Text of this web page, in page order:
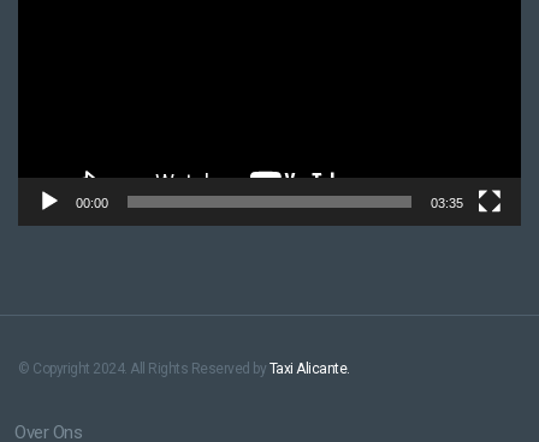
00:00 03:35
© Copyright 2024. All Rights Reserved by Taxi Alicante.
Over Ons